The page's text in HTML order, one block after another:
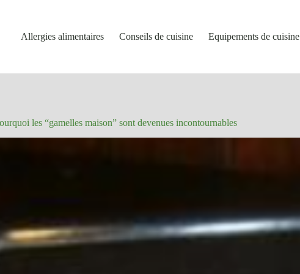
Allergies alimentaires Conseils de cuisine Equipements de cuisine
les “gamelles maison” sont devenues incontournables